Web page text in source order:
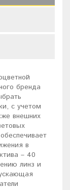
бренда
с учетом
внешних
в
– 40
линз и